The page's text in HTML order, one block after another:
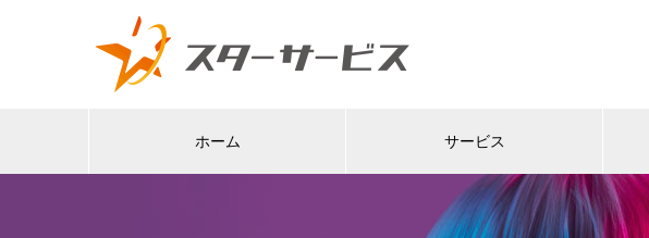
ホーム サービス